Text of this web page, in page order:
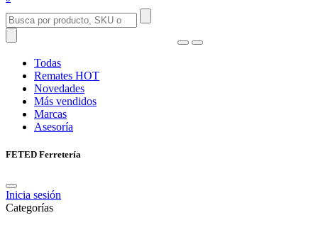
Todas
Remates HOT
Novedades
Más vendidos
Marcas
Asesoría
FETED Ferretería
Inicia sesión
Categorías